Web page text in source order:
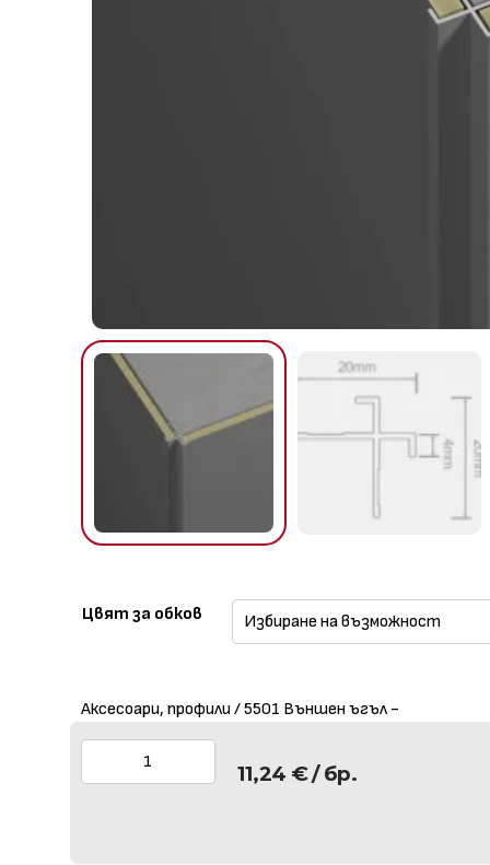
Цвят за обков
Аксесоари, профили / 5501 Външен ъгъл -
11,24 €/ бр.